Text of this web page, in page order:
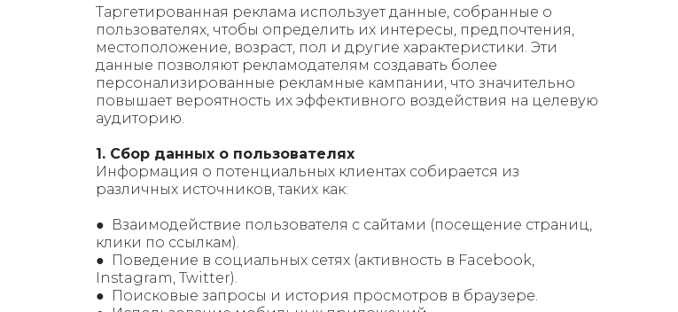
Таргетированная реклама использует данные, собранные о
пользователях, чтобы определить их интересы, предпочтения,
местоположение, возраст, пол и другие характеристики. Эти
данные позволяют рекламодателям создавать более
персонализированные рекламные кампании, что значительно
повышает вероятность их эффективного воздействия на целевую
аудиторию.
1. Сбор данных о пользователях
Информация о потенциальных клиентах собирается из
различных источников, таких как:
● Взаимодействие пользователя с сайтами (посещение страниц,
клики по ссылкам).
● Поведение в социальных сетях (активность в Facebook,
Instagram, Twitter).
● Поисковые запросы и история просмотров в браузере.